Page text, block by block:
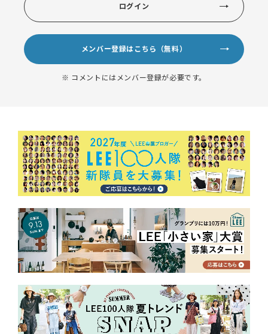
ログイン
メンバー登録はこちら（無料）
※ コメントにはメンバー登録が必要です。